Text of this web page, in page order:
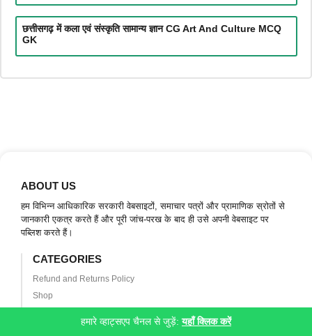
छत्तीसगढ़ में कला एवं संस्कृति सामान्य ज्ञान CG Art And Culture MCQ
GK
ABOUT US
हम विभिन्न आधिकारिक सरकारी वेबसाइटों, समाचार पत्रों और प्रामाणिक स्रोतों से
जानकारी एकत्र करते हैं और पूरी जांच-परख के बाद ही उसे अपनी वेबसाइट पर
पब्लिश करते हैं।
CATEGORIES
Refund and Returns Policy
Shop
Refund and Returns Policy
हमारे व्हाट्सएप चैनल से जुड़ें:यहाँ क्लिक करें